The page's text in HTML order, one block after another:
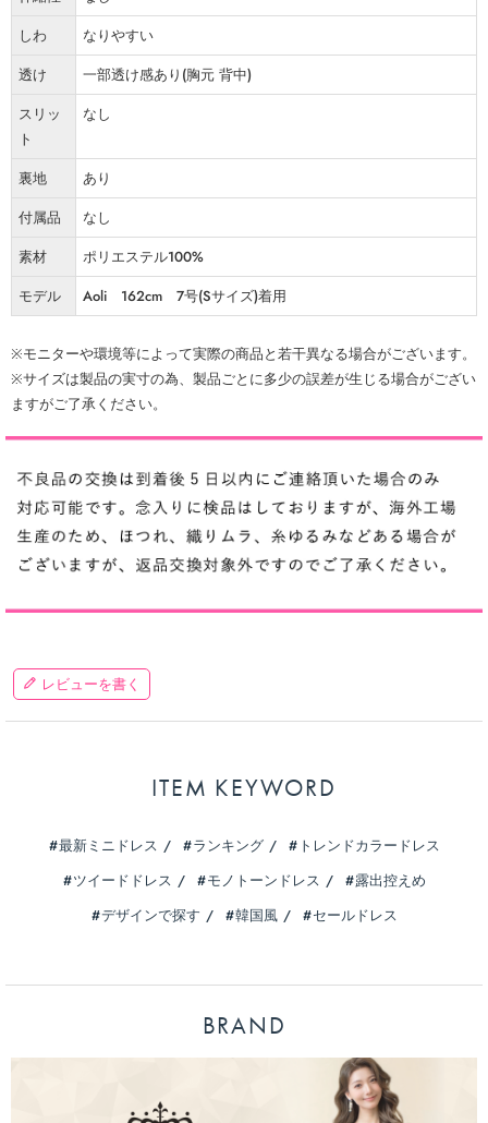
しわ
なりやすい
透け
一部透け感あり(胸元 背中)
スリッ
ト
なし
裏地
あり
付属品
なし
素材
ポリエステル100%
モデル
Aoli 162cm 7号(Sサイズ)着用
※モニターや環境等によって実際の商品と若干異なる場合がございます。
※サイズは製品の実寸の為、製品ごとに多少の誤差が生じる場合がござい
ますがご了承ください。
レビューを書く
ITEM KEYWORD
最新ミニドレス ランキング
トレンドカラードレス
ツイードドレス
モノトーンドレス
露出控えめ
デザインで探す
韓国風 セールドレス
BRAND